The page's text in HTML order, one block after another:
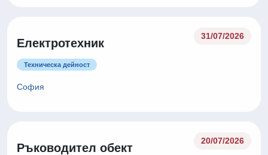
Електротехник
31/07/2026
Техническа дейност
София
Ръководител обект
20/07/2026